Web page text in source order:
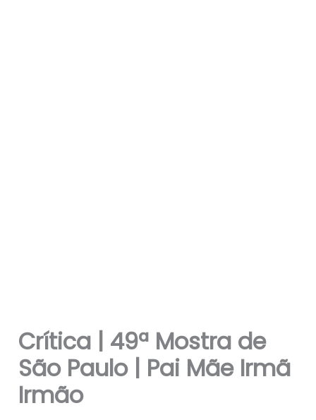
Crítica | 49ª Mostra de
São Paulo | Pai Mãe Irmã
Irmão